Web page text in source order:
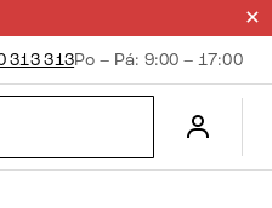
313 313Po – Pá: 9:00 – 17:00